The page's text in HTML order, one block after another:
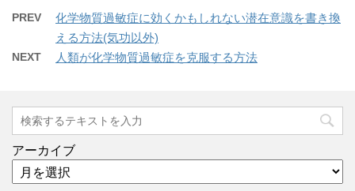
PREV
化学物質過敏症に効くかもしれない潜在意識を書き換
える方法(気功以外)
NEXT 人類が化学物質過敏症を克服する方法
アーカイブ